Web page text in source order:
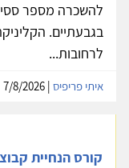
להשכרה מספר
בגבעתיים.
לרחובות...
איתי פריפיס
קורס הנחיית